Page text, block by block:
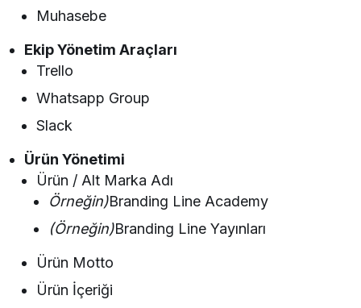
Muhasebe
Ekip Yönetim Araçları
Trello
Whatsapp Group
Slack
Ürün Yönetimi
Ürün / Alt Marka Adı
Örneğin)Branding Line Academy
(Örneğin)Branding Line Yayınları
Ürün Motto
Ürün İçeriği